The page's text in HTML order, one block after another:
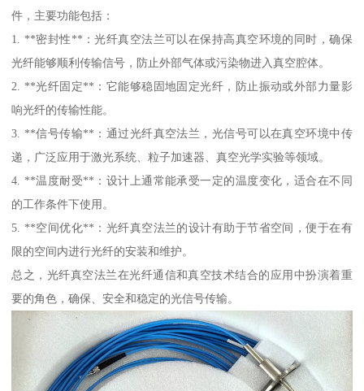
件，主要功能包括：
1. **密封性**：光纤真空法兰可以在保持高真空环境的同时，确保
光纤能够顺利传输信号，防止外部气体或污染物进入真空腔体。
2. **光纤固定**：它能够稳固地固定光纤，防止振动或外部力量影
响光纤的传输性能。
3. **信号传输**：通过光纤真空法兰，光信号可以在真空环境中传
递，广泛应用于激光系统、粒子加速器、真空光学实验等领域。
4. **温度耐受**：设计上通常能承受一定的温度变化，适合在不同
的工作条件下使用。
5. **空间优化**：光纤真空法兰的设计有助于节省空间，便于在有
限的空间内进行光纤的安装和维护。
总之，光纤真空法兰在光纤通信和真空技术结合的应用中扮演着重
要的角色，确保、安全和稳定的光信号传输。